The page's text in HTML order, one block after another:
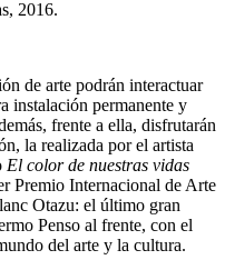
2016.
de arte podrán interactuar
instalación permanente y
frente a ella, disfrutarán
la realizada por el artista
El color de nuestras vidas
Premio Internacional de Arte
Otazu: el último gran
Penso al frente, con el
del arte y la cultura.